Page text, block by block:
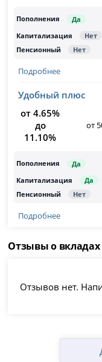
Подробнее
Удобный плюс
от 4.65%
до
11.10%
от
Подробнее
Отзывы о
Отзывов нет.